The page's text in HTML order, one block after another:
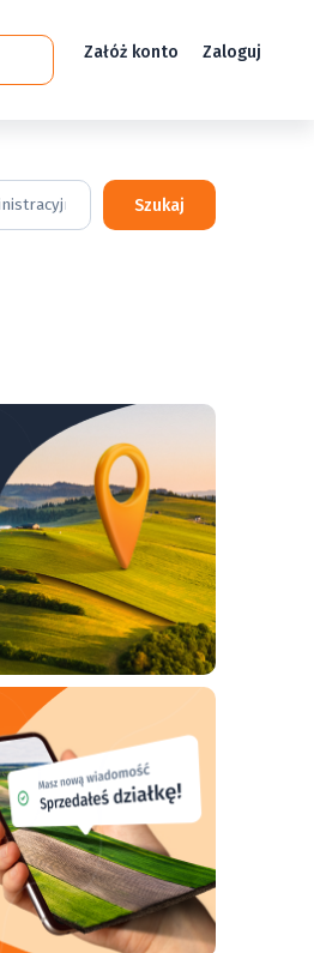
Załóż konto Zaloguj
Szukaj